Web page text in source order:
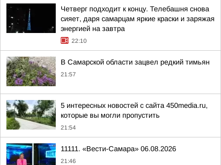
Четверг подходит к концу. Телебашня снова
сияет, даря самарцам яркие краски и заряжая
энергией на завтра
22:10
В Самарской области зацвел редкий тимьян
21:57
5 интересных новостей с сайта 450media.ru,
которые вы могли пропустить
21:54
11111. «Вести-Самара» 06.08.2026
21:46